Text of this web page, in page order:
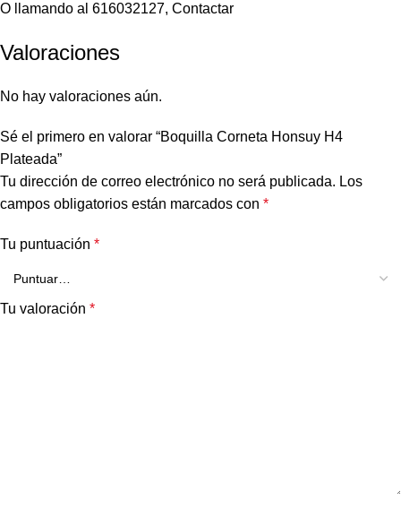
O llamando al 616032127,Contactar
Valoraciones
No hay valoraciones aún.
Sé el primero en valorar “Boquilla Corneta Honsuy H4
Plateada”
Tu dirección de correo electrónico no será publicada. Los
campos obligatorios están marcados con*
Tu puntuación*
Tu valoración*